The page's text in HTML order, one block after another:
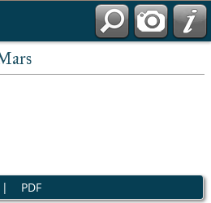
PDF